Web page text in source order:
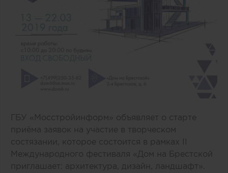
ГБУ «Мосстройинформ» объявляет о старте
приёма заявок на участие в творческом
состязании, которое состоится в рамках II
Международного фестиваля «Дом на Брестской
приглашает: архитектура, дизайн, ландшафт».